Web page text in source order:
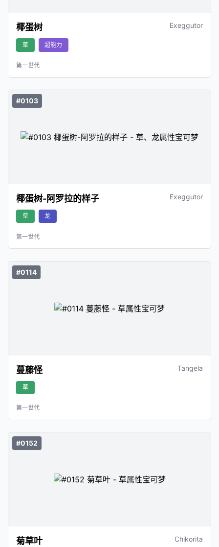
椰蛋树 Exeggutor
草 超能力
第一世代
#0103
椰蛋树-阿罗拉的样子 Exeggutor
草 龙
第一世代
#0114
蔓藤怪 Tangela
草
第一世代
#0152
菊草叶 Chikorita